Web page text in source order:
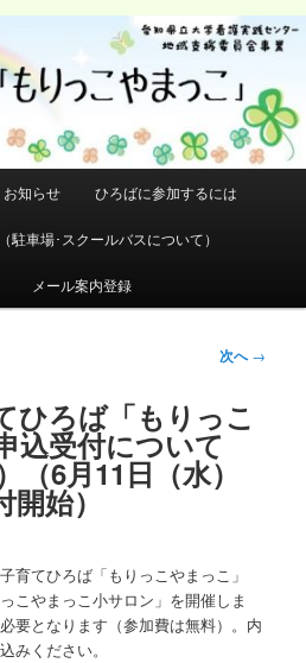
検
お知らせ ひろばに参加するには
駐車場･スクールバスについて）
メール案内登録
次へ→
ひろば「もりっこ
込受付について
（6月11日（水）
始）
育てひろば「もりっこやまっこ」
こやまっこ小サロン」を開催しま
要となります（参加費は無料）。内
みください。